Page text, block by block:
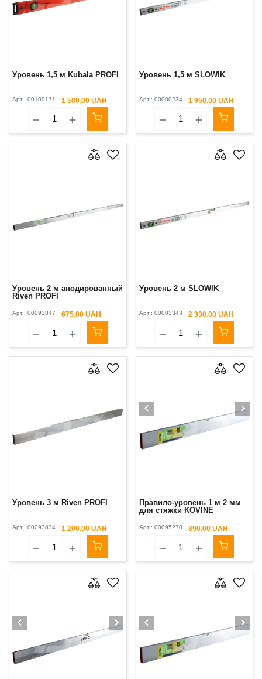
Уровень 1,5 м Kubala PROFI
Арт.: 00100171 1 580.00 UAH
Уровень 1,5 м SLOWIK
Арт.: 00000234 1 950.00 UAH
Уровень 2 м анодированный
Riven PROFI
Арт.: 00093847 675.00 UAH
Уровень 2 м SLOWIK
Арт.: 00003343 2 330.00 UAH
Уровень 3 м Riven PROFI
Арт.: 00093834 1 200.00 UAH
Правило-уровень 1 м 2 мм
для стяжки KOVINE
Арт.: 00095270 890.00 UAH